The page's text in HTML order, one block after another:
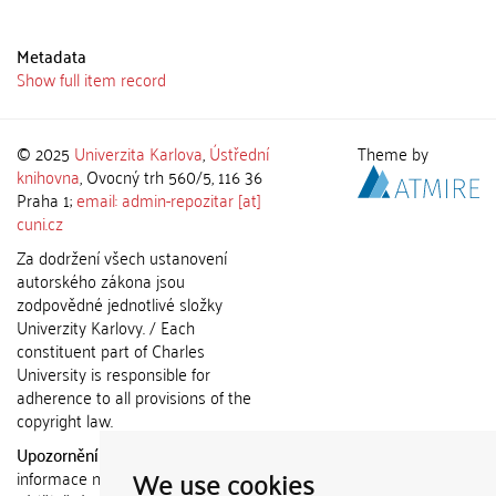
We use cookies
Metadata
Show full item record
© 2025 Univerzita Karlova,Ústřední
knihovna, Ovocný trh 560/5, 116 36
Praha 1;email: admin-repozitar [at]
cuni.cz
Za dodržení všech ustanovení
autorského zákona jsou
zodpovědné jednotlivé složky
Univerzity Karlovy. / Each
constituent part of Charles
University is responsible for
adherence to all provisions of the
copyright law.
Upozornění / Notice:
informace nemohou být použity k
Theme by